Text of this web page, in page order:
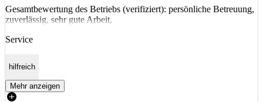
Gesamtbewertung des Betriebs (verifiziert): persönliche Betreuung,
zuverlässig, sehr gute Arbeit.
Service
hilfreich
Mehr anzeigen